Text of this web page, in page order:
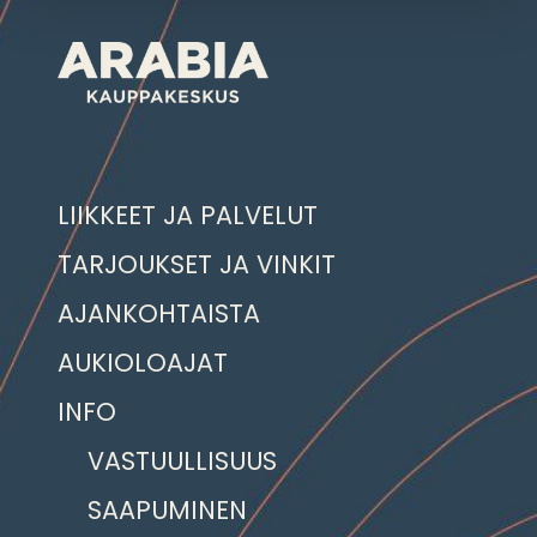
LIIKKEET JA PALVELUT
TARJOUKSET JA VINKIT
AJANKOHTAISTA
AUKIOLOAJAT
INFO
VASTUULLISUUS
SAAPUMINEN